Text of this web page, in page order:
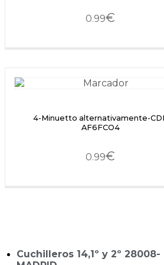
0.99€
4-Minuetto alternativamente-
AF6FCO4
0.99€
Cuchilleros 14,1º y 2º 28008-